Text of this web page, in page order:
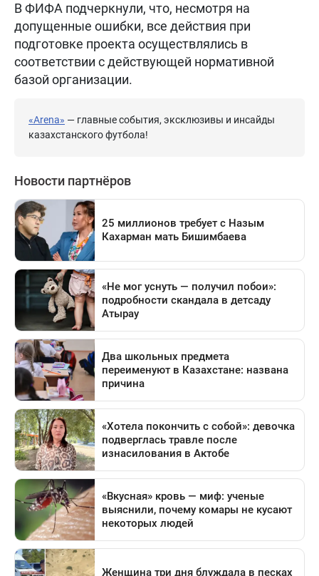
В ФИФА подчеркнули, что, несмотря на
допущенные ошибки, все действия при
подготовке проекта осуществлялись в
соответствии с действующей нормативной
базой организации.
«Arena» — главные события, эксклюзивы и инсайды
казахстанского футбола!